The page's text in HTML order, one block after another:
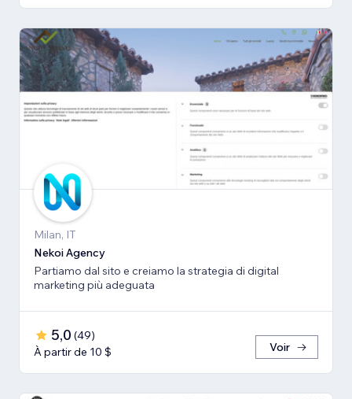
Milan, IT
Nekoi Agency
Partiamo dal sito e creiamo la strategia di digital
marketing più adeguata
5,0 (49)
À partir de 10 $
Voir